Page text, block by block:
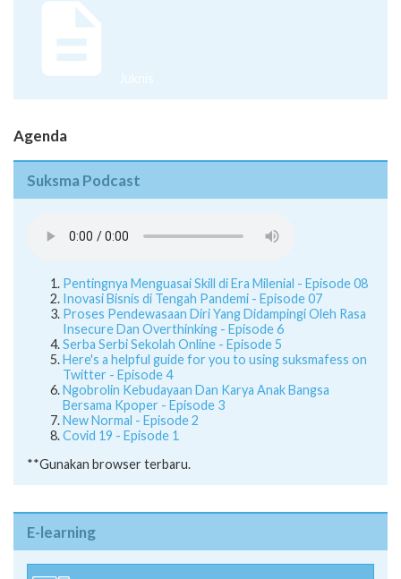
Juknis
Agenda
Suksma Podcast
Pentingnya Menguasai Skill di Era Milenial - Episode 08
Inovasi Bisnis di Tengah Pandemi - Episode 07
Proses Pendewasaan Diri Yang Didampingi Oleh Rasa
Insecure Dan Overthinking - Episode 6
Serba Serbi Sekolah Online - Episode 5
Here's a helpful guide for you to using suksmafess on
Twitter - Episode 4
Ngobrolin Kebudayaan Dan Karya Anak Bangsa
Bersama Kpoper - Episode 3
New Normal - Episode 2
Covid 19 - Episode 1
**Gunakan browser terbaru.
E-learning